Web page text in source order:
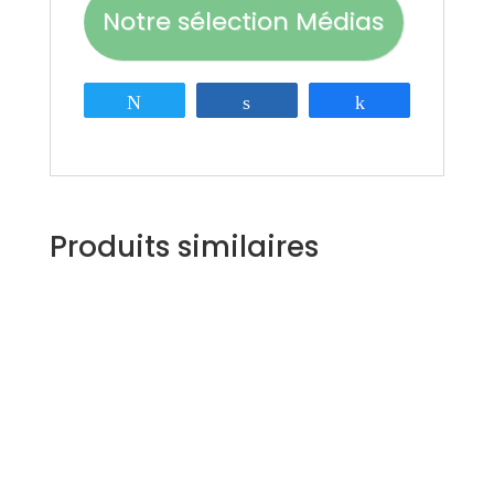
Notre sélection Médias
Produits similaires